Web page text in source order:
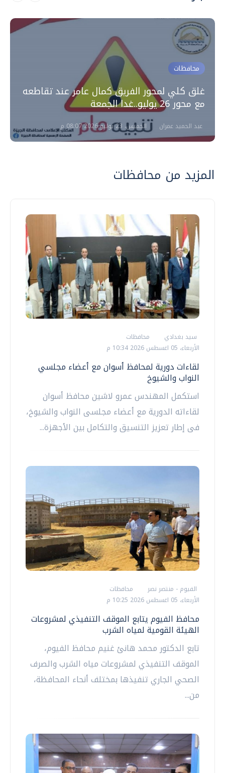
محافظات
غلق كلي لمحور الفريق كمال عامر عند تقاطعه
مع محور 26 يوليو..غدا الجمعة
عبد الحميد عمران الخميس، 23 يوليو 2026 08:07 م
المزيد من محافظات
سيد بغدادي
محافظات
الأربعاء، 05 اغسطس 2026 10:34 م
لقاءات دورية لمحافظ أسوان مع أعضاء مجلسي
النواب والشيوخ
استكمل المهندس عمرو لاشين محافظ أسوان
لقاءاته الدورية مع أعضاء مجلسى النواب والشيوخ،
فى إطار تعزيز التنسيق والتكامل بين الأجهزة...
الفيوم - منتصر نصر
محافظات
الأربعاء، 05 اغسطس 2026 10:25 م
محافظ الفيوم يتابع الموقف التنفيذي لمشروعات
الهيئة القومية لمياه الشرب
تابع الدكتور محمد هانئ غنيم محافظ الفيوم،
الموقف التنفيذي لمشروعات مياه الشرب والصرف
الصحي الجاري تنفيذها بمختلف أنحاء المحافظة،
من...